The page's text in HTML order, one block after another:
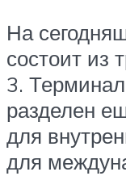
На
состоит из
3.
разделен
для
для